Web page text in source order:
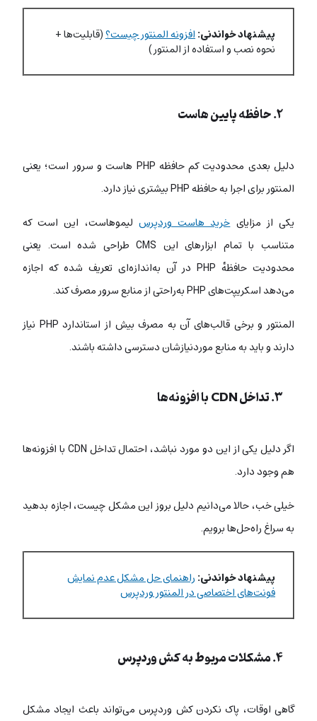
پیشنهاد خواندنی:افزونه المنتور چیست؟(قابلیت‌ها +
نحوه نصب و استفاده از المنتور)
۲. حافظه پایین هاست
دلیل بعدی محدودیت کم حافظه PHP هاست و سرور است؛ یعنی
المنتور برای اجرا به حافظه PHP بیشتری نیاز دارد.
یکی از مزایایخرید هاست وردپرس لیموهاست، این است که
متناسب‌ با تمام ابزارهای این CMS طراحی شده است. یعنی
محدودیت‌ حافظهٔ PHP در آن به‌اندازه‌ای تعریف شده که اجازه
می‌دهد اسکریپت‌های PHP به‌راحتی از منابع سرور مصرف کند.
المنتور و برخی قالب‌های آن به مصرف بیش از استاندارد PHP نیاز
دارند و باید به منابع موردنیازشان دسترسی داشته باشند.
۳. تداخل CDN با افزونه‌ها
اگر دلیل یکی از این دو مورد نباشد، احتمال تداخل CDN با افزونه‌ها
هم وجود دارد.
خیلی خب، حالا می‌دانیم دلیل بروز این مشکل چیست، اجازه بدهید
به سراغ راه‌حل‌ها برویم.
پیشنهاد خواندنی:راهنمای حل مشکل عدم نمایش
فونت‌های اختصاصی در المنتور وردپرس
۴. مشکلات مربوط به کش وردپرس
گاهی اوقات، پاک نکردن کش وردپرس می‌تواند باعث ایجاد مشکل